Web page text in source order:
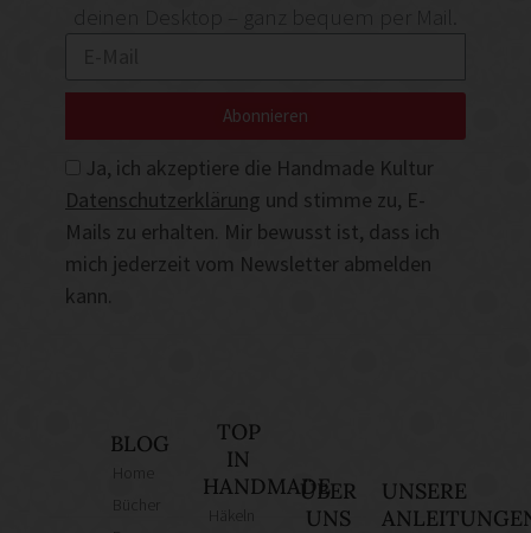
deinen Desktop – ganz bequem per Mail.
Ja, ich akzeptiere die Handmade Kultur
Datenschutzerklärung und stimme zu, E-
Mails zu erhalten. Mir bewusst ist, dass ich
mich jederzeit vom Newsletter abmelden
kann.
Abonnieren
BLOG
TOP
IN
HANDMADEÜBER
UNS
UNSERE